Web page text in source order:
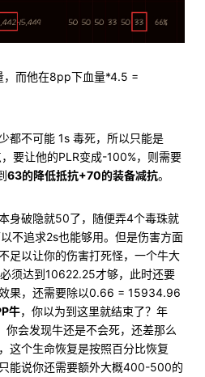
，而他在8pp下血量*4.5 =
都不可能 1s 毒死，所以只能是
要让他的PLR变成-100%，则需要
63的降低抵抗+70的装备减抗。
身破隐就50了，随便弄4个毒珠就
不追求2s也能够用。但是伤害方面
足以让你的伤害打死怪，一个牛大
须达到10622.25才够，此时还要
果，还需要除以0.66 = 15934.96
牛，你以为到这里就结束了？年
会发现牛还是不会死，还差那么
这个生命恢复是按照百分比恢复
能说你还需要额外大概400-500的